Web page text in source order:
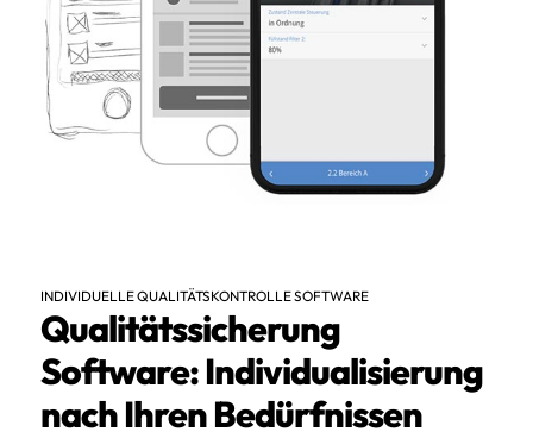
INDIVIDUELLE QUALITÄTSKONTROLLE SOFTWARE
Qualitätssicherung
Software: Individualisierung
nach Ihren Bedürfnissen